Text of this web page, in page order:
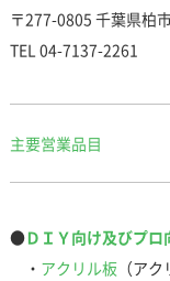
〒277-0805 千葉県柏
TEL 04-7137-2261
主要営業品目
●ＤＩＹ向け及びプ
・ アクリル板（アク